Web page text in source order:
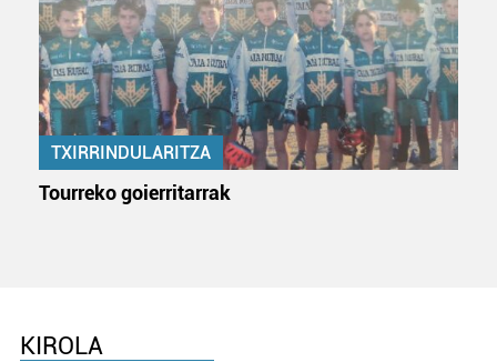
baliatzen gara. Ohar hau onartuz gero, teknologia hori
erabiltzeko baimen esplizitua ematen diguzu.Gehiago
irakurri
TXIRRINDULARITZA
Tourreko goierritarrak
KIROLA